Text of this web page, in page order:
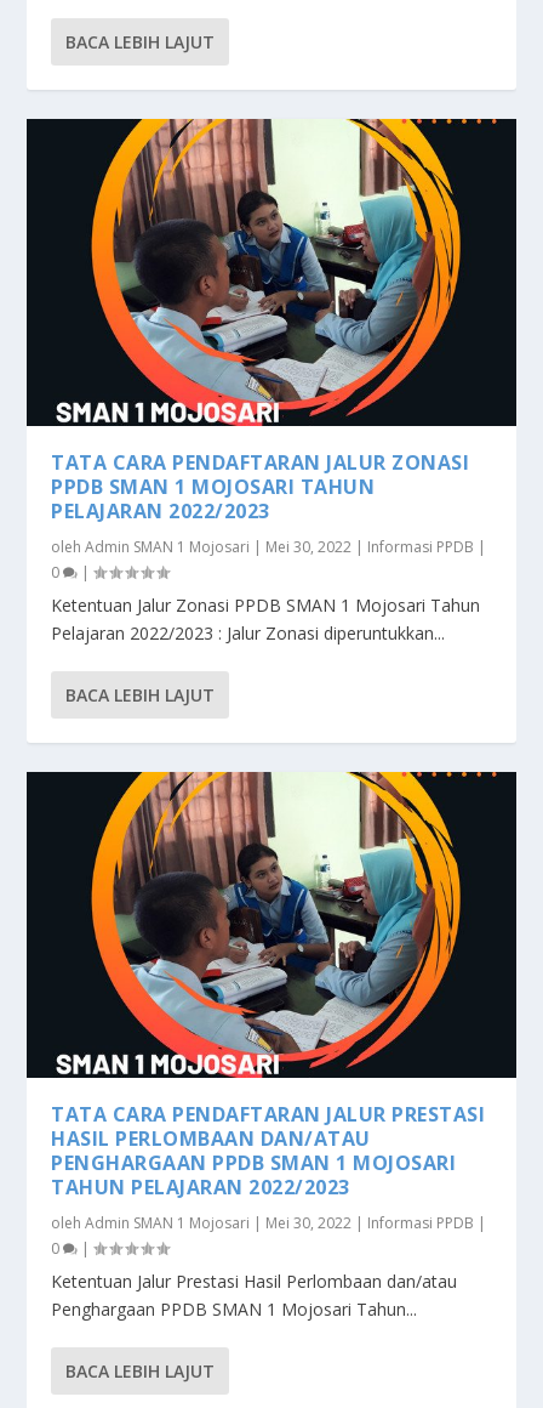
BACA LEBIH LAJUT
TATA CARA PENDAFTARAN JALUR ZONASI
PPDB SMAN 1 MOJOSARI TAHUN
PELAJARAN 2022/2023
olehAdmin SMAN 1 Mojosari | Mei 30, 2022 | Informasi PPDB |
0
|
Ketentuan Jalur Zonasi PPDB SMAN 1 Mojosari Tahun
Pelajaran 2022/2023 : Jalur Zonasi diperuntukkan...
BACA LEBIH LAJUT
TATA CARA PENDAFTARAN JALUR PRESTASI
HASIL PERLOMBAAN DAN/ATAU
PENGHARGAAN PPDB SMAN 1 MOJOSARI
TAHUN PELAJARAN 2022/2023
olehAdmin SMAN 1 Mojosari | Mei 30, 2022 | Informasi PPDB |
0
|
Ketentuan Jalur Prestasi Hasil Perlombaan dan/atau
Penghargaan PPDB SMAN 1 Mojosari Tahun...
BACA LEBIH LAJUT